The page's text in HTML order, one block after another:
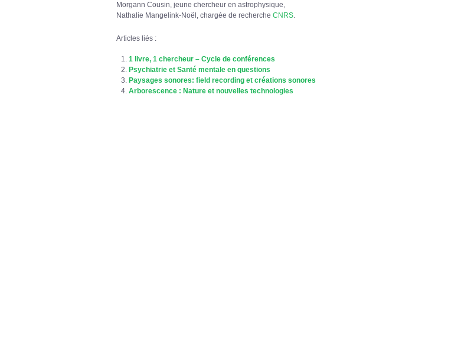
Morgann Cousin, jeune chercheur en astrophysique,
Nathalie Mangelink-Noël, chargée de recherche CNRS
Articles liés :
1 livre, 1 chercheur – Cycle de conférences
Psychiatrie et Santé mentale en questions
Paysages sonores: field recording et créations sonores
Arborescence : Nature et nouvelles technologies